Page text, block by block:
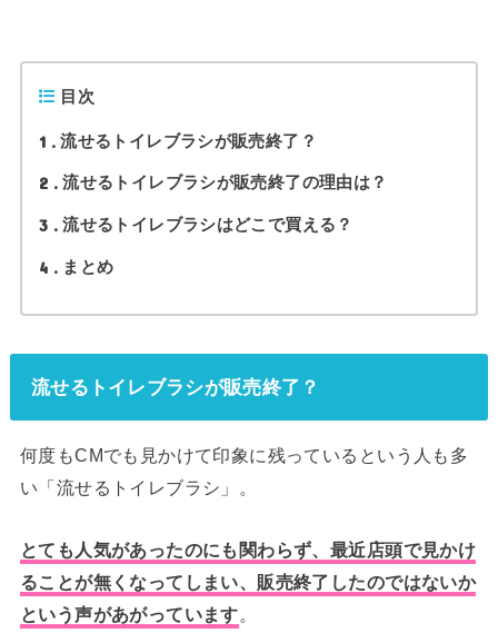
目次
1 流せるトイレブラシが販売終了？
2 流せるトイレブラシが販売終了の理由は？
3 流せるトイレブラシはどこで買える？
4 まとめ
流せるトイレブラシが販売終了？
何度もCMでも見かけて印象に残っているという人も多
い「流せるトイレブラシ」。
とても人気があったのにも関わらず、最近店頭で見かけ
ることが無くなってしまい、販売終了したのではないか
という声があがっています